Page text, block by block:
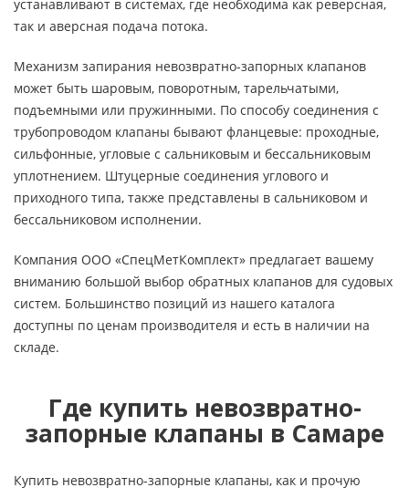
устанавливают в системах, где необходима как реверсная,
так и аверсная подача потока.
Механизм запирания невозвратно-запорных клапанов
может быть шаровым, поворотным, тарельчатыми,
подъемными или пружинными. По способу соединения с
трубопроводом клапаны бывают фланцевые: проходные,
сильфонные, угловые с сальниковым и бессальниковым
уплотнением. Штуцерные соединения углового и
приходного типа, также представлены в сальниковом и
бессальниковом исполнении.
Компания ООО «СпецМетКомплект» предлагает вашему
вниманию большой выбор обратных клапанов для судовых
систем. Большинство позиций из нашего каталога
доступны по ценам производителя и есть в наличии на
складе.
Где купить невозвратно-
запорные клапаны в Самаре
Купить невозвратно-запорные клапаны, как и прочую